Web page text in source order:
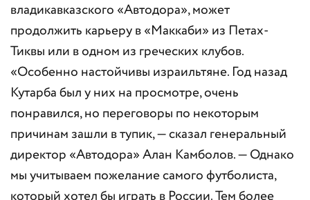
владикавказского «Автодора», может
продолжить карьеру в «Маккаби» из Петах-
Тиквы или в одном из греческих клубов.
«Особенно настойчивы израильтяне. Год назад
Кутарба был у них на просмотре, очень
понравился, но переговоры по некоторым
причинам зашли в тупик, — сказал генеральный
директор «Автодора» Алан Камболов. — Однако
мы учитываем пожелание самого футболиста,